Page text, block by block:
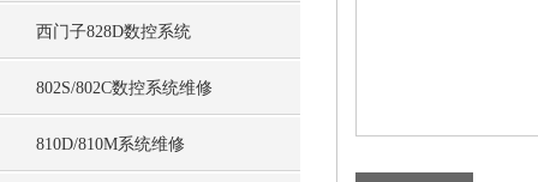
西门子828D数控系统
802S/802C数控系统维修
810D/810M系统维修